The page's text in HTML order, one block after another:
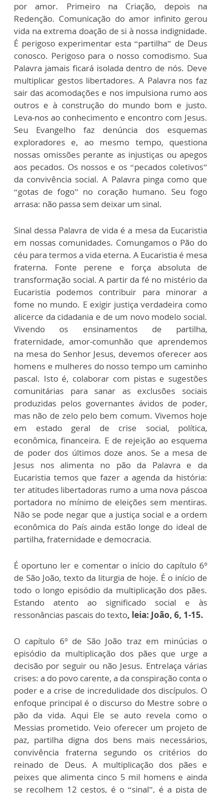
por amor. Primeiro na Criação, depois na
Redenção. Comunicação do amor infinito gerou
vida na extrema doação de si à nossa indignidade.
É perigoso experimentar esta “partilha” de Deus
conosco. Perigoso para o nosso comodismo. Sua
Palavra jamais ficará isolada dentro de nós. Deve
multiplicar gestos libertadores. A Palavra nos faz
sair das acomodações e nos impulsiona rumo aos
outros e à construção do mundo bom e justo.
Leva-nos ao conhecimento e encontro com Jesus.
Seu Evangelho faz denúncia dos esquemas
exploradores e, ao mesmo tempo, questiona
nossas omissões perante as injustiças ou apegos
aos pecados. Os nossos e os “pecados coletivos”
da convivência social. A Palavra pinga como que
“gotas de fogo” no coração humano. Seu fogo
arrasa: não passa sem deixar um sinal.
Sinal dessa Palavra de vida é a mesa da Eucaristia
em nossas comunidades. Comungamos o Pão do
céu para termos a vida eterna. A Eucaristia é mesa
fraterna. Fonte perene e força absoluta de
transformação social. A partir da fé no mistério da
Eucaristia podemos contribuir para minorar a
fome no mundo. E exigir justiça verdadeira como
alicerce da cidadania e de um novo modelo social.
Vivendo os ensinamentos de partilha,
fraternidade, amor-comunhão que aprendemos
na mesa do Senhor Jesus, devemos oferecer aos
homens e mulheres do nosso tempo um caminho
pascal. Isto é, colaborar com pistas e sugestões
comunitárias para sanar as exclusões sociais
produzidas pelos governantes ávidos de poder,
mas não de zelo pelo bem comum. Vivemos hoje
em estado geral de crise social, política,
econômica, financeira. E de rejeição ao esquema
de poder dos últimos doze anos. Se a mesa de
Jesus nos alimenta no pão da Palavra e da
Eucaristia temos que fazer a agenda da história:
ter atitudes libertadoras rumo a uma nova páscoa
portadora no mínimo de eleições sem mentiras.
Não se pode negar que a justiça social e a ordem
econômica do País ainda estão longe do ideal de
partilha, fraternidade e democracia.
É oportuno ler e comentar o início do capítulo 6º
de São João, texto da liturgia de hoje. É o início de
todo o longo episódio da multiplicação dos pães.
Estando atento ao significado social e às
ressonâncias pascais do texto, leia: João, 6, 1-15.
O capítulo 6º de São João traz em minúcias o
episódio da multiplicação dos pães que urge a
decisão por seguir ou não Jesus. Entrelaça várias
crises: a do povo carente, a da conspiração conta o
poder e a crise de incredulidade dos discípulos. O
enfoque principal é o discurso do Mestre sobre o
pão da vida. Aqui Ele se auto revela como o
Messias prometido. Veio oferecer um projeto de
paz, partilha digna dos bens mais necessários,
convivência fraterna segundo os critérios do
reinado de Deus. A multiplicação dos pães e
peixes que alimenta cinco 5 mil homens e ainda
se recolhem 12 cestos, é o “sinal”, é a pista de